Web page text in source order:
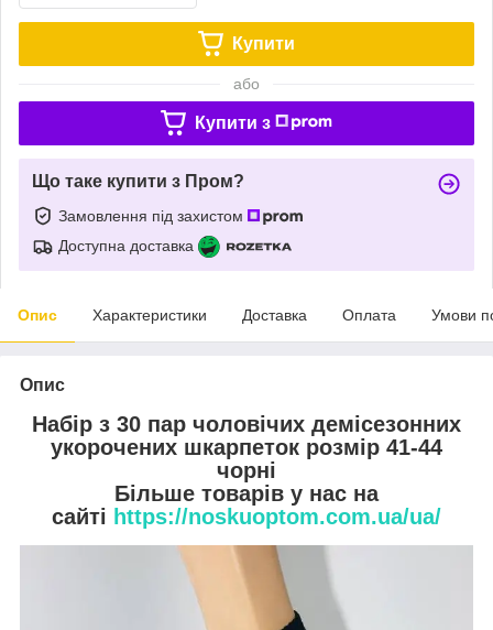
Купити
або
Купити з
Що таке купити з Пром?
Замовлення під захистом
Доступна доставка
Опис Характеристики Доставка Оплата Умови
Опис
Набір з 30 пар чоловічих демісезонних
укорочених шкарпеток розмір 41-44
чорні
Більше товарів у нас на
сайті https://noskuoptom.com.ua/ua/